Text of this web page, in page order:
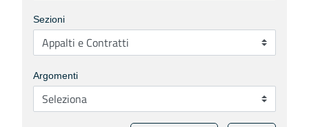
Sezioni
Argomenti